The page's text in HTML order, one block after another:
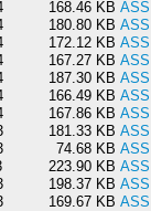
168.46 KB
180.80 KB
172.12 KB
167.27 KB
187.30 KB
166.49 KB
167.86 KB
181.33 KB
74.68 KB
223.90 KB
198.37 KB
169.67 KB